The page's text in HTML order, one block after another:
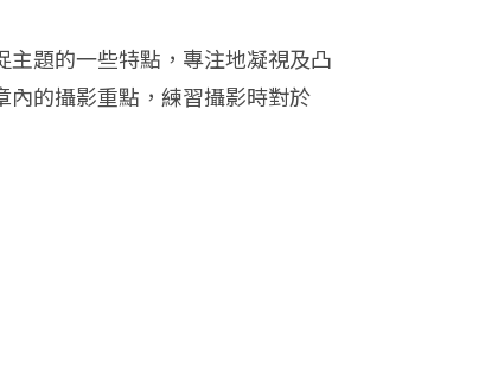
題的一些特點，專注地凝視及凸
的攝影重點，練習攝影時對於